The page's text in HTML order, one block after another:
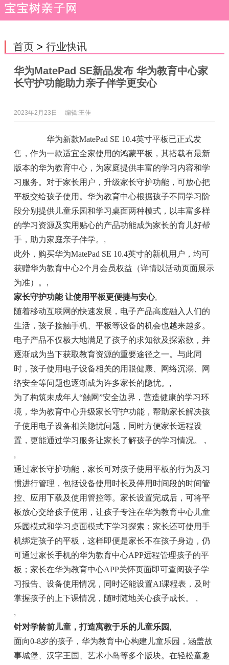
首页> 行业快讯
华为MatePad SE新品发布 华为教育中心家
长守护功能助力亲子伴学更安心
2023年2月23日 编辑:王佳
华为新款MatePad SE 10.4英寸平板已正式发
售，作为一款适宜全家使用的鸿蒙平板，其搭载有最新
版本的华为教育中心，为家庭提供丰富的学习内容和学
习服务。对于家长用户，升级家长守护功能，可放心把
平板交给孩子使用。华为教育中心根据孩子不同学习阶
段分别提供儿童乐园和学习桌面两种模式，以丰富多样
的学习资源及实用贴心的产品功能成为家长的育儿好帮
手，助力家庭亲子伴学。 ,
此外，购买华为MatePad SE 10.4英寸的新机用户，均可
获赠华为教育中心2个月会员权益（详情以活动页面展示
为准）。 ,
家长守护功能 让使用平板更便捷与安心,
随着移动互联网的快速发展，电子产品高度融入人们的
生活，孩子接触手机、平板等设备的机会也越来越多。
电子产品不仅极大地满足了孩子的求知欲及探索欲，并
逐渐成为当下获取教育资源的重要途径之一。与此同
时，孩子使用电子设备相关的用眼健康、网络沉溺、网
络安全等问题也逐渐成为许多家长的隐忧。 ,
为了构筑未成年人“触网”安全边界，营造健康的学习环
境，华为教育中心升级家长守护功能，帮助家长解决孩
子使用电子设备相关隐忧问题，同时方便家长远程设
置，更能通过学习服务让家长了解孩子的学习情况。
,
,
通过家长守护功能，家长可对孩子使用平板的行为及习
惯进行管理，包括设备使用时长及停用时间段的时间管
控、应用下载及使用管控等。家长设置完成后，可将平
板放心交给孩子使用，让孩子专注在华为教育中心儿童
乐园模式和学习桌面模式下学习探索；家长还可使用手
机绑定孩子的平板，这样即便是家长不在孩子身边，仍
可通过家长手机的华为教育中心APP远程管理孩子的平
板；家长在华为教育中心APP关怀页面即可查阅孩子学
习报告、设备使用情况，同时还能设置AI课程表，及时
掌握孩子的上下课情况，随时随地关心孩子成长。
,
,
针对学龄前儿童，打造寓教于乐的儿童乐园 ,
面向0-8岁的孩子，华为教育中心构建儿童乐园，涵盖故
事城堡、汉字王国、艺术小岛等多个版块。在轻松童趣